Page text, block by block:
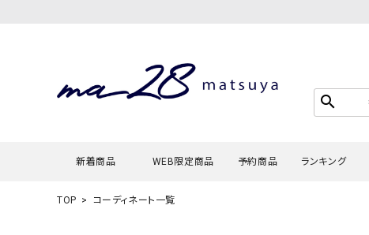
search
新着商品 WEB限定商品 予約商品 ランキング
TOP コーディネート一覧